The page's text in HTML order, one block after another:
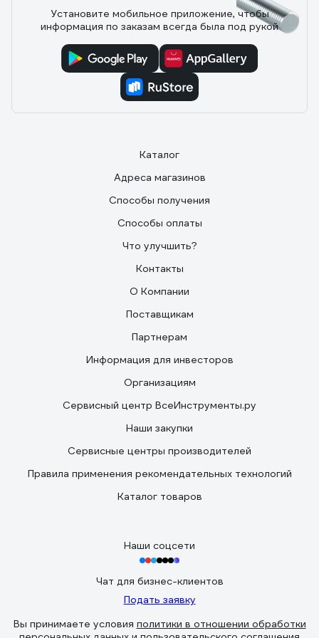
20 отзывов
Отзыв о легкой шпильке DKC М6x1000
стали с классом прочности 4.8. Резьба М6х1 ровная и
глубокая. Гайки накручиваются от руки. При
закручивании гаек резьба не слизывается. Размер
соответствует заявленному.
Установите мобильное приложение, чтобы
информация по заказам всегда была под рукой
Каталог
Адреса магазинов
Способы получения
Способы оплаты
Что улучшить?
Контакты
О Компании
Поставщикам
Партнерам
Информация для инвесторов
Организациям
Сервисный центр ВсеИнструменты.ру
Наши закупки
Сервисные центры производителей
Правила применения рекомендательных технологий
Каталог товаров
Наши соцсети
Чат для бизнес-клиентов
Подать заявку
Вы принимаете условия политики в отношении обработки